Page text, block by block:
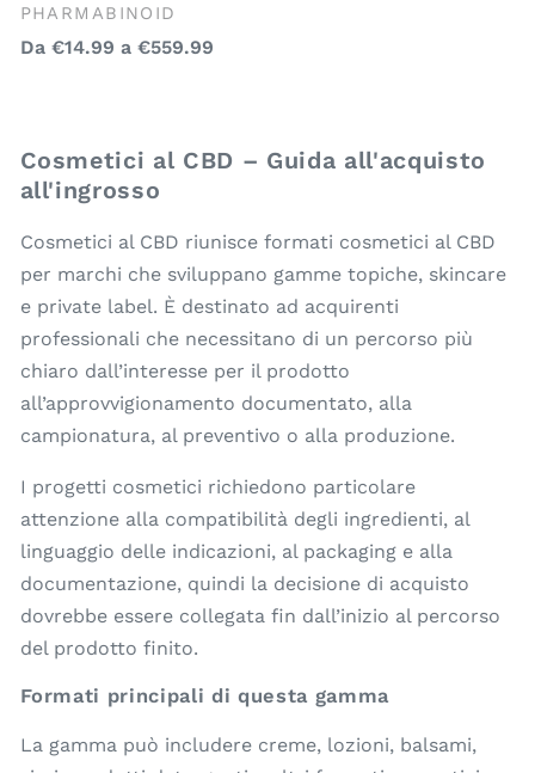
Venditore:
PHARMABINOID
Prezzo
Da €14.99 a €559.99
Cosmetici al CBD – Guida all'acquisto
all'ingrosso
Cosmetici al CBD riunisce formati cosmetici al CBD
per marchi che sviluppano gamme topiche, skincare
e private label. È destinato ad acquirenti
professionali che necessitano di un percorso più
chiaro dall’interesse per il prodotto
all’approvvigionamento documentato, alla
campionatura, al preventivo o alla produzione.
I progetti cosmetici richiedono particolare
attenzione alla compatibilità degli ingredienti, al
linguaggio delle indicazioni, al packaging e alla
documentazione, quindi la decisione di acquisto
dovrebbe essere collegata fin dall’inizio al percorso
del prodotto finito.
Formati principali di questa gamma
La gamma può includere creme, lozioni, balsami,